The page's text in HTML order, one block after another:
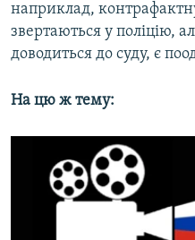
наприклад,
звертаються у поліцію,
доводиться до суду, є
На цю ж тему: